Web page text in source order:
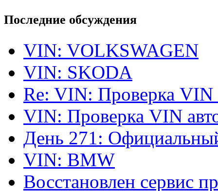
Последние обсуждения
VIN: VOLKSWAGEN
VIN: SKODA
Re: VIN: Проверка VIN
VIN: Проверка VIN
День 271:
VIN: BMW
Восстановлен сервис